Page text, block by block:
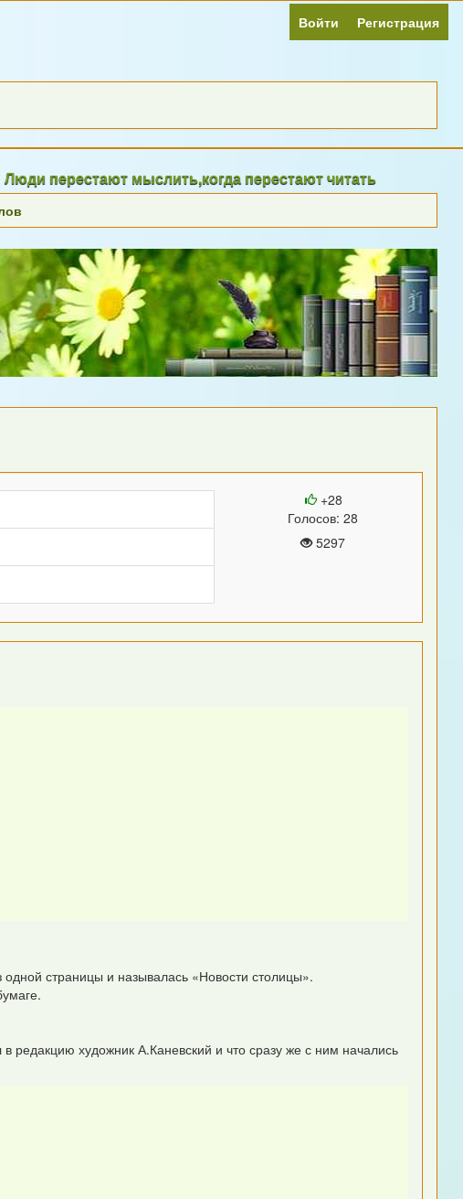
Войти Регистрация
мыслить,когда перестают читать
+28
Голосов: 28
5297
одной страницы и называлась «Новости столицы».
художник А.Каневский и что сразу же с ним начались